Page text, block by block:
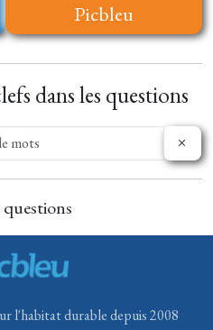
Picbleu
dans les questions
questions
l'habitat durable depuis 2008